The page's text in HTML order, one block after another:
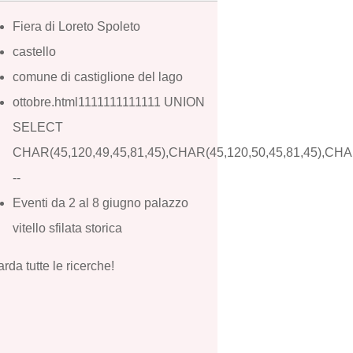
Fiera di Loreto Spoleto
castello
comune di castiglione del lago
ottobre.html1111111111111 UNION
SELECT
--
Eventi da 2 al 8 giugno palazzo
vitello sfilata storica
tutte le ricerche!